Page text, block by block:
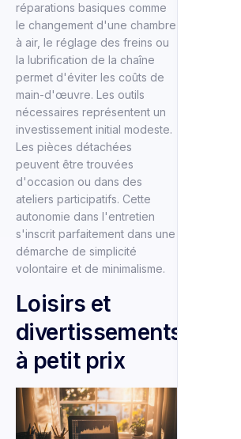
réparations basiques comme
le changement d'une chambre
à air, le réglage des freins ou
la lubrification de la chaîne
permet d'éviter les coûts de
main-d'œuvre. Les outils
nécessaires représentent un
investissement initial modeste.
Les pièces détachées
peuvent être trouvées
d'occasion ou dans des
ateliers participatifs. Cette
autonomie dans l'entretien
s'inscrit parfaitement dans une
démarche de simplicité
volontaire et de minimalisme.
Loisirs et
divertissements
à petit prix